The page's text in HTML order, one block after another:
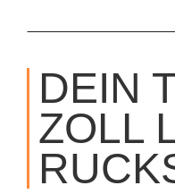
SKIP
CONTENT
DEIN
ZOLL